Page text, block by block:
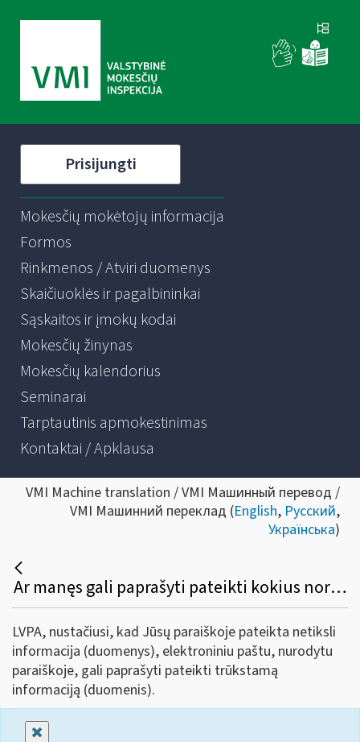
Prisijungti
Mokesčių mokėtojų informacija
Formos
Rinkmenos / Atviri duomenys
Skaičiuoklės ir pagalbininkai
Sąskaitos ir įmokų kodai
Mokesčių žinynas
Mokesčių kalendorius
Seminarai
Tarptautinis apmokestinimas
Kontaktai / Apklausa
VMI Machine translation / VMI Машинный перевод /
VMI Машинний переклад (English, Русский,
Українська)
Ar manęs gali paprašyti pateikti kokius nors dokumentus paraiškos vertinimo procese?
LVPA, nustačiusi, kad Jūsų paraiškoje pateikta netiksli
informacija (duomenys), elektroniniu paštu, nurodytu
paraiškoje, gali paprašyti pateikti trūkstamą
informaciją (duomenis).